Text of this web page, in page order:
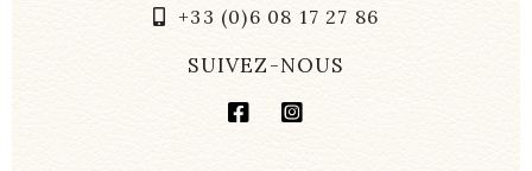
+33 (0)6 08 17 27 86
SUIVEZ-NOUS